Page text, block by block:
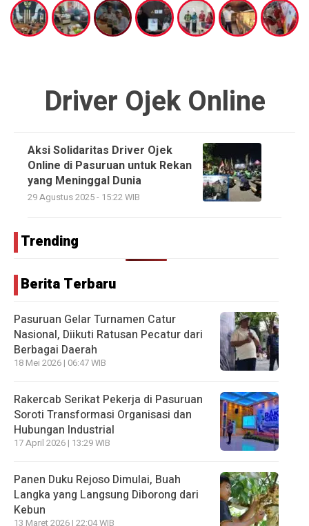
Driver Ojek Online
Aksi Solidaritas Driver Ojek
Online di Pasuruan untuk Rekan
yang Meninggal Dunia
29 Agustus 2025 - 15:22 WIB
Trending
Berita Terbaru
Pasuruan Gelar Turnamen Catur
Nasional, Diikuti Ratusan Pecatur dari
Berbagai Daerah
18 Mei 2026 | 06:47 WIB
Rakercab Serikat Pekerja di Pasuruan
Soroti Transformasi Organisasi dan
Hubungan Industrial
17 April 2026 | 13:29 WIB
Panen Duku Rejoso Dimulai, Buah
Langka yang Langsung Diborong dari
Kebun
13 Maret 2026 | 22:04 WIB